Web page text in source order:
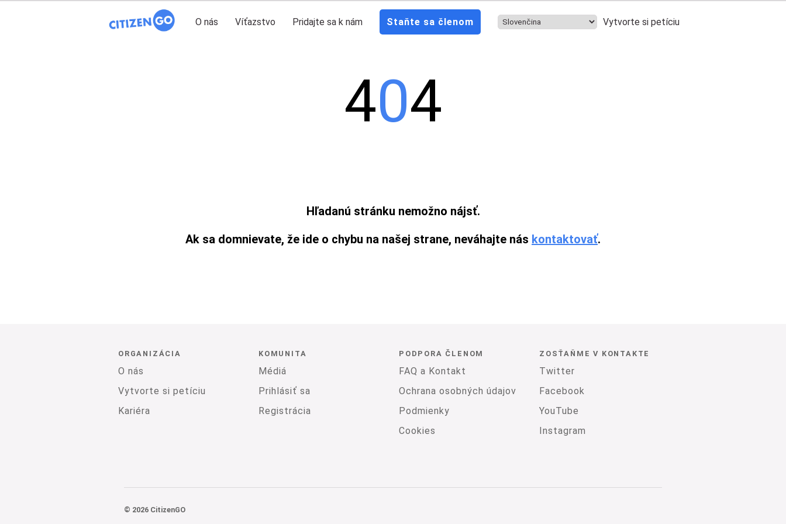
O nás Víťazstvo Pridajte sa k nám Staňte sa členom Vytvorte si petíciu
404
Hľadanú stránku nemožno nájsť.
Ak sa domnievate, že ide o chybu na našej strane, neváhajte nás kontaktovať.
ORGANIZÁCIA
O nás
Vytvorte si petíciu
Kariéra
KOMUNITA
Médiá
Prihlásiť sa
Registrácia
PODPORA ČLENOM
FAQ a Kontakt
Ochrana osobných údajov
Podmienky
Cookies
ZOSŤAŇME V KONTAKTE
Twitter
Facebook
YouTube
Instagram
© 2026 CitizenGO